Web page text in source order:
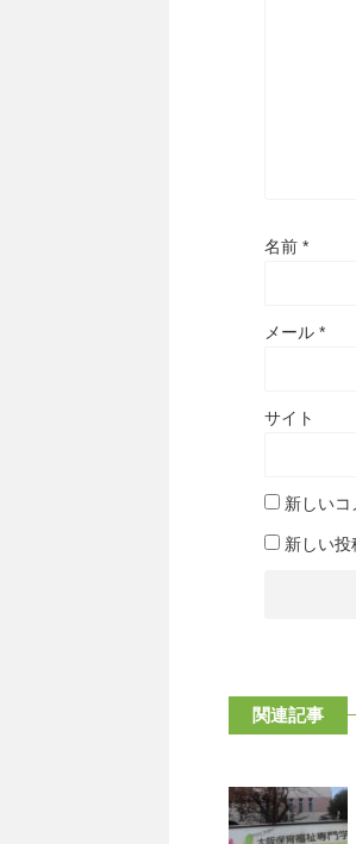
名前 *
メール *
サイト
新しい
新しい投
関連記事